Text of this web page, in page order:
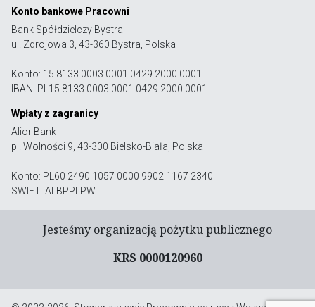
Konto bankowe Pracowni
Bank Spółdzielczy Bystra
ul. Zdrojowa 3, 43-360 Bystra, Polska
Konto: 15 8133 0003 0001 0429 2000 0001
IBAN: PL15 8133 0003 0001 0429 2000 0001
Wpłaty z zagranicy
Alior Bank
pl. Wolności 9, 43-300 Bielsko-Biała, Polska
Konto: PL60 2490 1057 0000 9902 1167 2340
SWIFT: ALBPPLPW
Jesteśmy organizacją pożytku publicznego
KRS 0000120960